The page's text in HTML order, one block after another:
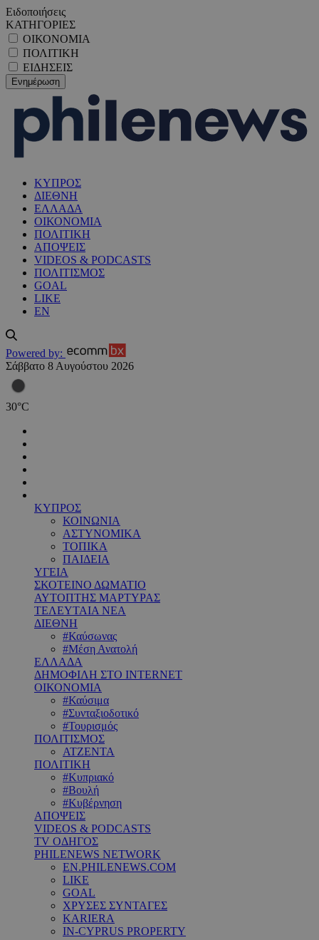
Ειδοποιήσεις
ΚΑΤΗΓΟΡΙΕΣ
ΟΙΚΟΝΟΜΙΑ
ΠΟΛΙΤΙΚΗ
ΕΙΔΗΣΕΙΣ
ΚΥΠΡΟΣ
ΔΙΕΘΝΗ
ΕΛΛΑΔΑ
ΟΙΚΟΝΟΜΙΑ
ΠΟΛΙΤΙΚΗ
ΑΠΟΨΕΙΣ
VIDEOS & PODCASTS
ΠΟΛΙΤΙΣΜΟΣ
GOAL
LIKE
EN
Powered by:
Σάββατο 8 Αυγούστου 2026
30°C
ΚΥΠΡΟΣ
ΚΟΙΝΩΝΙΑ
ΑΣΤΥΝΟΜΙΚΑ
ΤΟΠΙΚΑ
ΠΑΙΔΕΙΑ
ΥΓΕΙΑ
ΣΚΟΤΕΙΝΟ ΔΩΜΑΤΙΟ
ΑΥΤΟΠΤΗΣ ΜΑΡΤΥΡΑΣ
ΤΕΛΕΥΤΑΙΑ ΝΕΑ
ΔΙΕΘΝΗ
#Καύσωνας
#Μέση Ανατολή
ΕΛΛΑΔΑ
ΔΗΜΟΦΙΛΗ ΣΤΟ INTERNET
ΟΙΚΟΝΟΜΙΑ
#Καύσιμα
#Συνταξιοδοτικό
#Τουρισμός
ΠΟΛΙΤΙΣΜΟΣ
ΑΤΖΕΝΤΑ
ΠΟΛΙΤΙΚΗ
#Κυπριακό
#Βουλή
#Κυβέρνηση
ΑΠΟΨΕΙΣ
VIDEOS & PODCASTS
TV ΟΔΗΓΟΣ
PHILENEWS NETWORK
EN.PHILENEWS.COM
LIKE
GOAL
ΧΡΥΣΕΣ ΣΥΝΤΑΓΕΣ
KARIERA
IN-CYPRUS PROPERTY